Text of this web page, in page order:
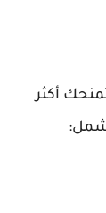
أكثر